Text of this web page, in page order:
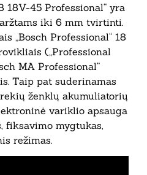
18V-45 Professional“ yra
iki 6 mm tvirtinti.
„Bosch Professional“ 18
(„Professional
MA Professional“
Taip pat suderinamas
ženklų akumuliatorių
variklio apsauga
fiksavimo mygtukas,
režimas.